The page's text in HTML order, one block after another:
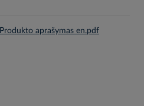
Produkto aprašymas en.pdf